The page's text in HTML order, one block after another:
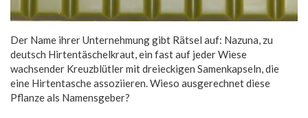
Der Name ihrer Unternehmung gibt Rätsel auf: Nazuna, zu
deutsch Hirtentäschelkraut, ein fast auf jeder Wiese
wachsender Kreuzblütler mit dreieckigen Samenkapseln, die
eine Hirtentasche assoziieren. Wieso ausgerechnet diese
Pflanze als Namensgeber?